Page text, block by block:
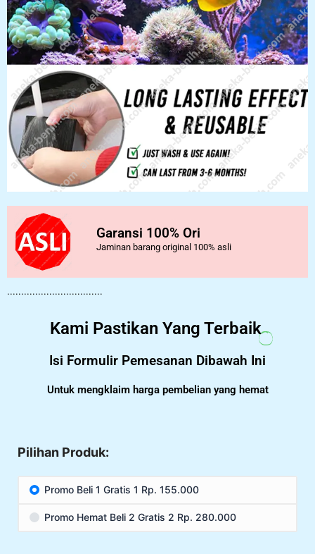
Garansi 100% Ori
Jaminan barang original 100% asli
..................................
Kami Pastikan Yang Terbaik
Isi Formulir Pemesanan Dibawah Ini
Untuk mengklaim harga pembelian yang hemat
Pilihan Produk:
Promo Beli 1 Gratis 1 Rp. 155.000
Promo Hemat Beli 2 Gratis 2 Rp. 280.000